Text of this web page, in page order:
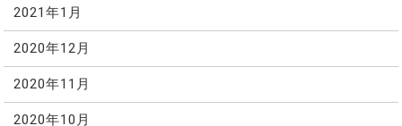
2021年1月
2020年12月
2020年11月
2020年10月